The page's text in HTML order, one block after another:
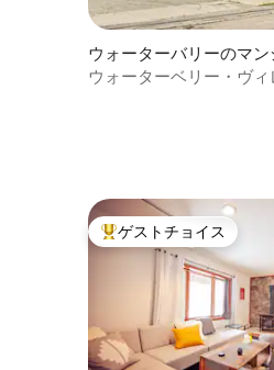
ウォーターバリーのマン
ン・アパート
ウォーターベリー・ヴ
大好評のゲストチョイス
ゲストチョイス